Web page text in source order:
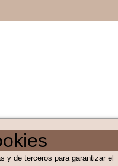
y de terceros para garantizar el